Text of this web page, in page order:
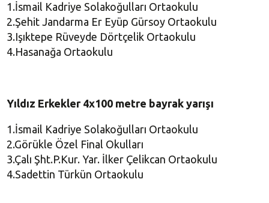
1.İsmail Kadriye Solakoğulları Ortaokulu
2.Şehit Jandarma Er Eyüp Gürsoy Ortaokulu
3.Işıktepe Rüveyde Dörtçelik Ortaokulu
4.Hasanağa Ortaokulu
Yıldız Erkekler 4x100 metre bayrak yarışı
1.İsmail Kadriye Solakoğulları Ortaokulu
2.Görükle Özel Final Okulları
3.Çalı Şht.P.Kur. Yar. İlker Çelikcan Ortaokulu
4.Sadettin Türkün Ortaokulu